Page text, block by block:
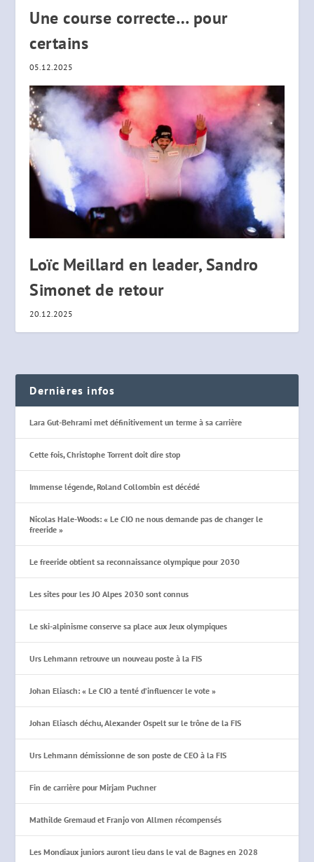
Une course correcte… pour
certains
05.12.2025
Loïc Meillard en leader, Sandro
Simonet de retour
20.12.2025
Dernières infos
Lara Gut-Behrami met définitivement un terme à sa carrière
Cette fois, Christophe Torrent doit dire stop
Immense légende, Roland Collombin est décédé
Nicolas Hale-Woods: « Le CIO ne nous demande pas de changer le
freeride »
Le freeride obtient sa reconnaissance olympique pour 2030
Les sites pour les JO Alpes 2030 sont connus
Le ski-alpinisme conserve sa place aux Jeux olympiques
Urs Lehmann retrouve un nouveau poste à la FIS
Johan Eliasch: « Le CIO a tenté d’influencer le vote »
Johan Eliasch déchu, Alexander Ospelt sur le trône de la FIS
Urs Lehmann démissionne de son poste de CEO à la FIS
Fin de carrière pour Mirjam Puchner
Mathilde Gremaud et Franjo von Allmen récompensés
Les Mondiaux juniors auront lieu dans le val de Bagnes en 2028